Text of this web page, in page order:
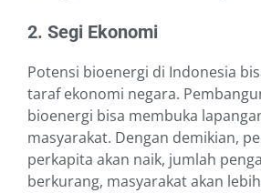
2. Segi Ekonomi
Potensi bioenergi di Indonesia
taraf ekonomi negara.
bioenergi bisa membuka
masyarakat. Dengan demikian,
perkapita akan naik, jumlah
berkurang, masyarakat akan